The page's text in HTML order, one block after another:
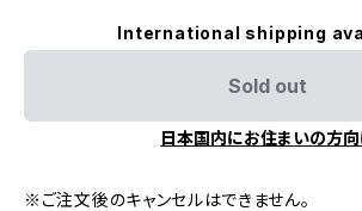
International shipping
Sold out
日本国内にお住まいの方
※ご注文後のキャンセルはできません。